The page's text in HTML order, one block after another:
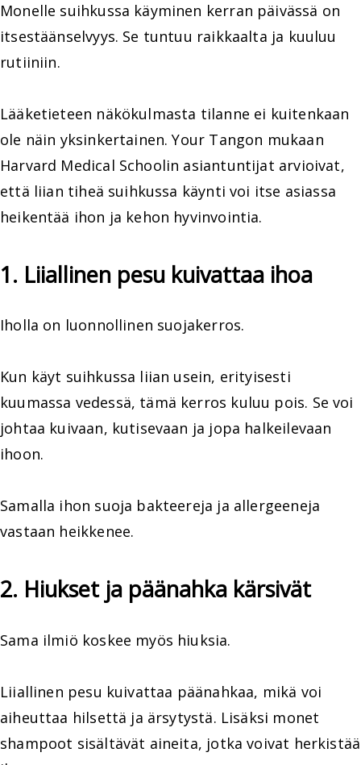
Monelle suihkussa käyminen kerran päivässä on
itsestäänselvyys. Se tuntuu raikkaalta ja kuuluu
rutiiniin.
Lääketieteen näkökulmasta tilanne ei kuitenkaan
ole näin yksinkertainen. Your Tangon mukaan
Harvard Medical Schoolin asiantuntijat arvioivat,
että liian tiheä suihkussa käynti voi itse asiassa
heikentää ihon ja kehon hyvinvointia.
1. Liiallinen pesu kuivattaa ihoa
Iholla on luonnollinen suojakerros.
Kun käyt suihkussa liian usein, erityisesti
kuumassa vedessä, tämä kerros kuluu pois. Se voi
johtaa kuivaan, kutisevaan ja jopa halkeilevaan
ihoon.
Samalla ihon suoja bakteereja ja allergeeneja
vastaan heikkenee.
2. Hiukset ja päänahka kärsivät
Sama ilmiö koskee myös hiuksia.
Liiallinen pesu kuivattaa päänahkaa, mikä voi
aiheuttaa hilsettä ja ärsytystä. Lisäksi monet
shampoot sisältävät aineita, jotka voivat herkistää